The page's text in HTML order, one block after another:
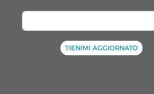
TIENIMI AGGIORNATO